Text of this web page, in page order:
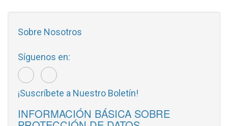
Sobre Nosotros
Síguenos en:
¡Suscríbete a Nuestro Boletín!
INFORMACIÓN BÁSICA SOBRE